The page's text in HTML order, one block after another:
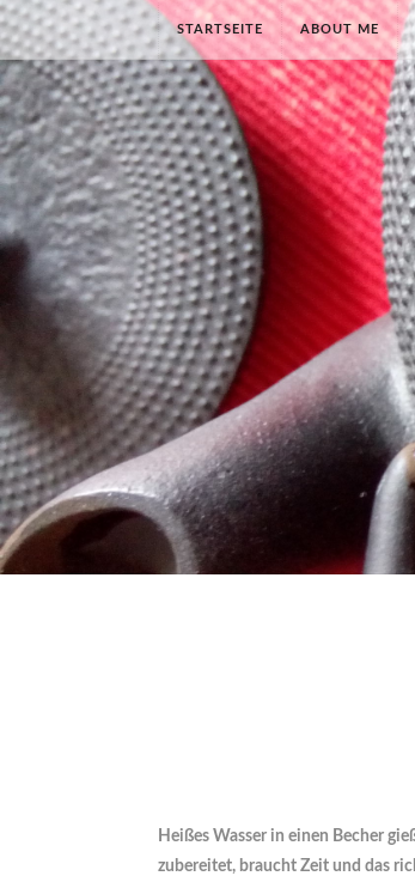
STARTSEITE ABOUT ME
Heißes Wasser in einen Becher
zubereitet, braucht Zeit und das